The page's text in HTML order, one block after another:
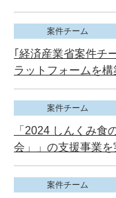
案件チーム
｢経済産業省案件チ
ラットフォームを構
案件チーム
「2024 しんくみ食
会」」の支援事業を
案件チーム